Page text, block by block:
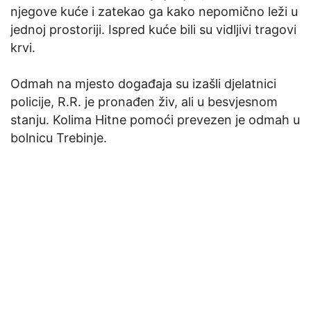
njegove kuće i zatekao ga kako nepomično leži u
jednoj prostoriji. Ispred kuće bili su vidljivi tragovi
krvi.
Odmah na mjesto događaja su izašli djelatnici
policije, R.R. je pronađen živ, ali u besvjesnom
stanju. Kolima Hitne pomoći prevezen je odmah u
bolnicu Trebinje.